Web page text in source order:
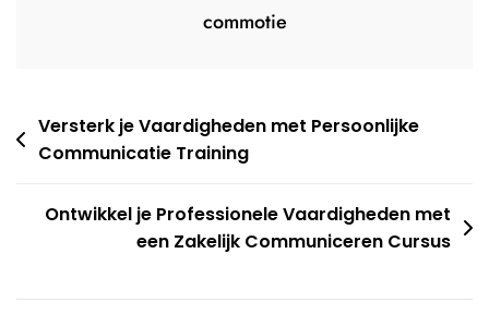
commotie
Berichtnavigatie
Versterk je Vaardigheden met Persoonlijke
Communicatie Training
Ontwikkel je Professionele Vaardigheden met
een Zakelijk Communiceren Cursus